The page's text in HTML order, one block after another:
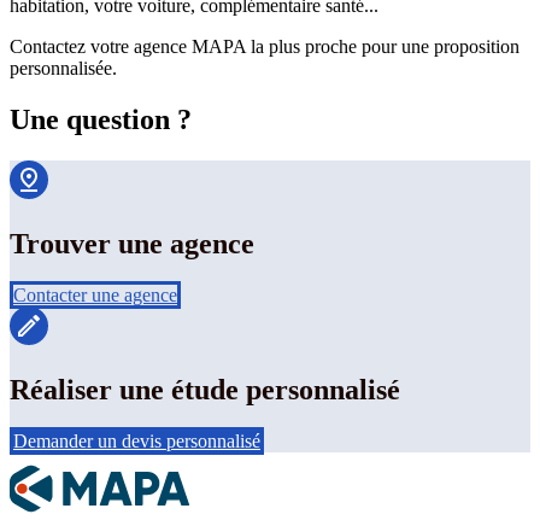
habitation, votre voiture, complémentaire santé...
Contactez votre agence MAPA la plus proche pour une proposition
personnalisée.
Une question ?
Trouver une agence
Contacter une agence
Réaliser une étude personnalisé
Demander un devis personnalisé